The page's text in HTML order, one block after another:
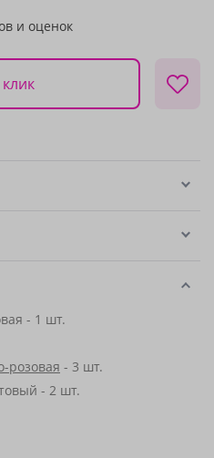
и оценок
- 1 шт.
розовая - 3 шт.
- 2 шт.